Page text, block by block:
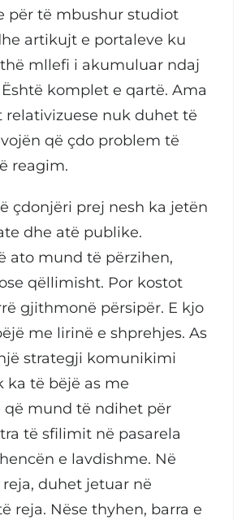
për të mbushur studiot
artikujt e portaleve ku
mllefi i akumuluar ndaj
komplet e qartë. Ama
relativizuese nuk duhet të
që çdo problem të
reagim.
çdonjëri prej nesh ka jetën
dhe atë publike.
ato mund të përzihen,
qëllimisht. Por kostot
gjithmonë përsipër. E kjo
me lirinë e shprehjes. As
strategji komunikimi
ka të bëjë as me
që mund të ndihet për
të sfilimit në pasarela
e lavdishme. Në
duhet jetuar në
reja. Nëse thyhen, barra e